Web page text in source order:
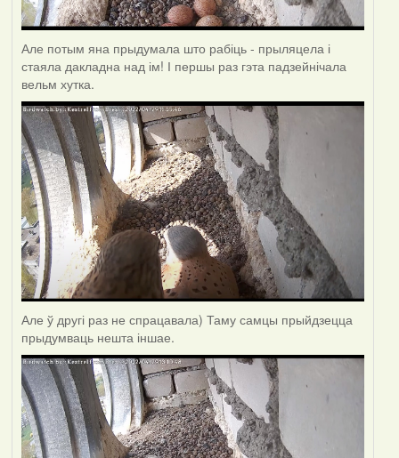
Але потым яна прыдумала што рабіць - прыляцела і
стаяла дакладна над ім! І першы раз гэта падзейнічала
вельм хутка.
Але ў другі раз не спрацавала) Таму самцы прыйдзецца
прыдумваць нешта іншае.